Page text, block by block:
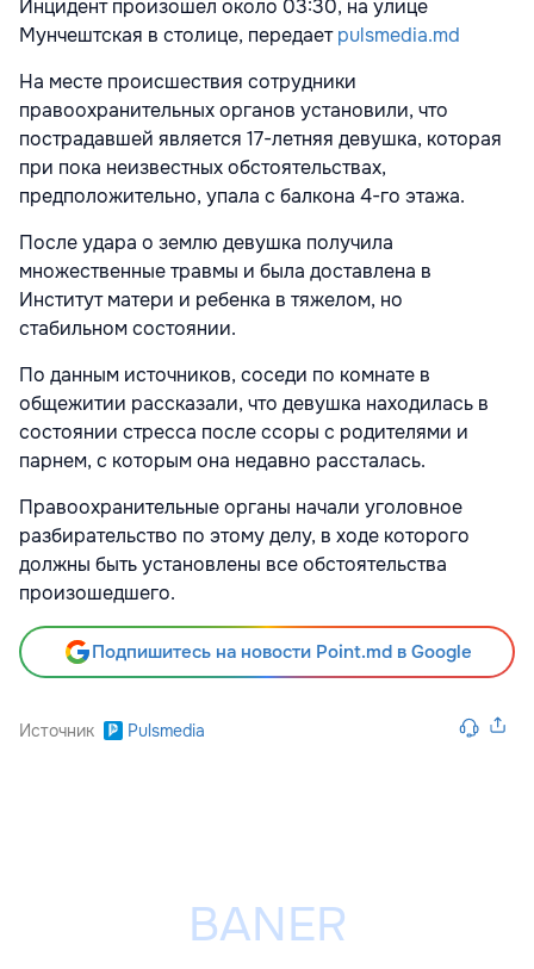
Инцидент произошел около 03:30, на улице
Мунчештская в столице, передаетpulsmedia.md
На месте происшествия сотрудники
правоохранительных органов установили, что
пострадавшей является 17-летняя девушка, которая
при пока неизвестных обстоятельствах,
предположительно, упала с балкона 4-го этажа.
После удара о землю девушка получила
множественные травмы и была доставлена в
Институт матери и ребенка в тяжелом, но
стабильном состоянии.
По данным источников, соседи по комнате в
общежитии рассказали, что девушка находилась в
состоянии стресса после ссоры с родителями и
парнем, с которым она недавно рассталась.
Правоохранительные органы начали уголовное
разбирательство по этому делу, в ходе которого
должны быть установлены все обстоятельства
произошедшего.
Подпишитесь на новости Point.md в Google
Источник Pulsmedia